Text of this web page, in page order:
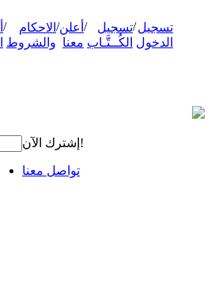
تسجيل
الدخول
/تسجيل
الكُــتَّـاب
/ أعلن
معنا
/ الاحكام
والشروط
/
إشترك الآن!
تواصل معنا